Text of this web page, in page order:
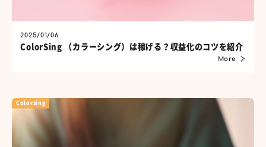
2025/01/06
ColorSing （カラーシング）は稼げる？収益化のコツを紹介
More
Colorsing